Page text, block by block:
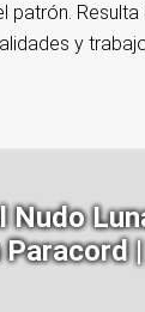
patrón. Resulta
y
Nudo